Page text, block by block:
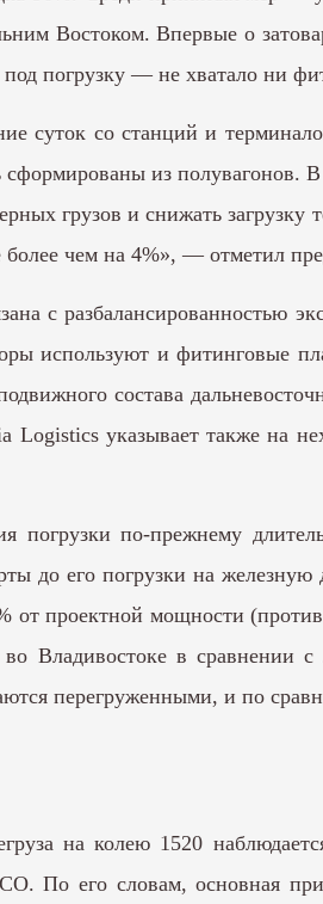
Востоком. Впервые о
погрузку — не хватало ни
суток со станций и
из
грузов и снижать
чем на 4%», — отметил
с разбалансированностью
используют и фитинговые
состава
Logistics указывает также на
погрузки по-прежнему
до его погрузки на
от проектной мощности
Владивостоке в
перегруженными, и по
на колею 1520
По его словам, основная